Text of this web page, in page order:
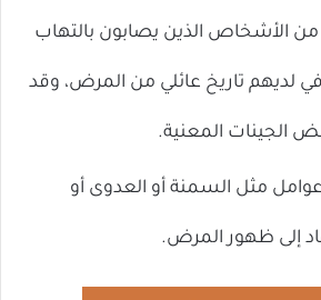
من الأشخاص الذين يصابون بالتهاب
لديهم تاريخ عائلي من المرض، وقد
الجينات المعنية.
مثل السمنة أو العدوى أو
إلى ظهور المرض.